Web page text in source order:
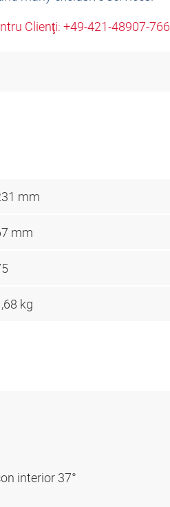
Clienţi: +49-421-48907-766
mm
mm
kg
interior 37°